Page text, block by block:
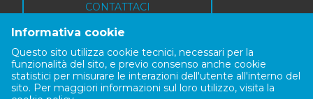
CONTATTACI
SEGUICI
Informativa cookie
Questo sito utilizza cookie tecnici, necessari per la
funzionalità del sito, e previo consenso anche cookie
statistici per misurare le interazioni dell'utente all'interno del
sito. Per maggiori informazioni sul loro utilizzo, visita la